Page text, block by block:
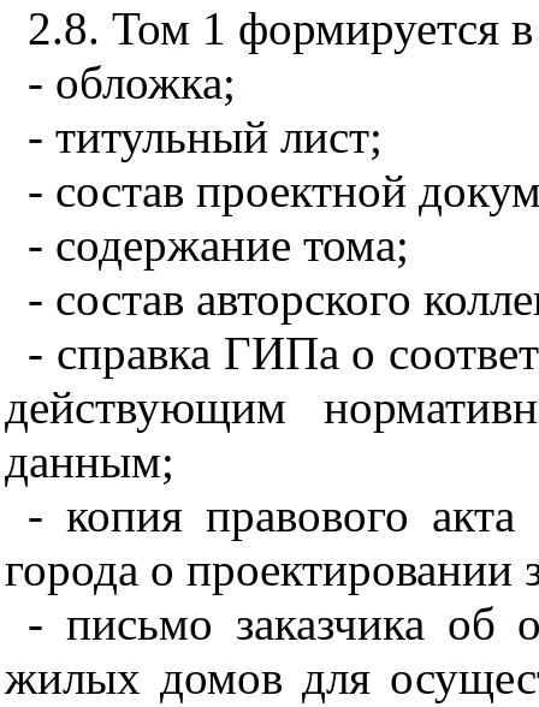
2.8. Том 1 формируется
- обложка;
- титульный лист;
- состав проектной
- содержание тома;
- состав авторского
- справка ГИПа о
действующим
данным;
- копия правового акта
города о проектировании
- письмо заказчика об
жилых домов для